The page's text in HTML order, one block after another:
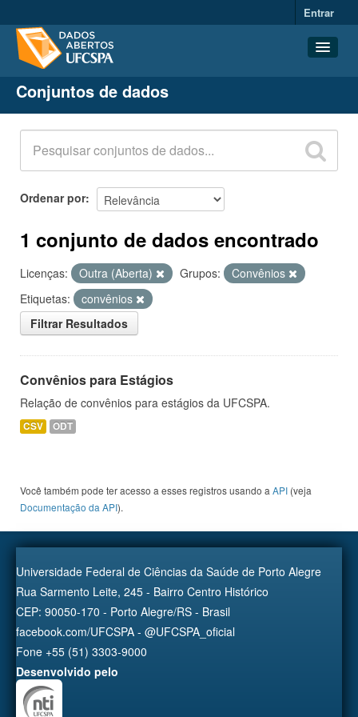
Entrar
Conjuntos de dados
Organizações
Grupos
Sobre
Conjuntos de dados
Ordenar por
1 conjunto de dados encontrado
Licenças: Outra (Aberta) Grupos:
Convênios
Etiquetas:
convênios
Filtrar Resultados
Convênios para Estágios
Relação de convênios para estágios da UFCSPA.
CSV ODT
Você também pode ter acesso a esses registros usando a API (veja
Documentação da API).
Universidade Federal de Ciências da Saúde de Porto Alegre
Rua Sarmento Leite, 245 - Bairro Centro Histórico
CEP: 90050-170 - Porto Alegre/RS - Brasil
facebook.com/UFCSPA - @UFCSPA_oficial
Fone +55 (51) 3303-9000
Desenvolvido pelo